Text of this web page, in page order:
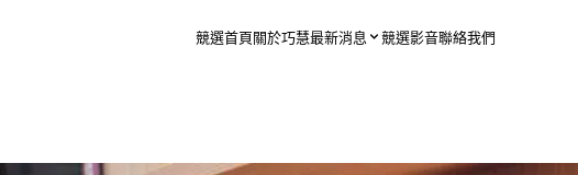
競選首頁關於巧慧最新消息 競選影音聯絡我們